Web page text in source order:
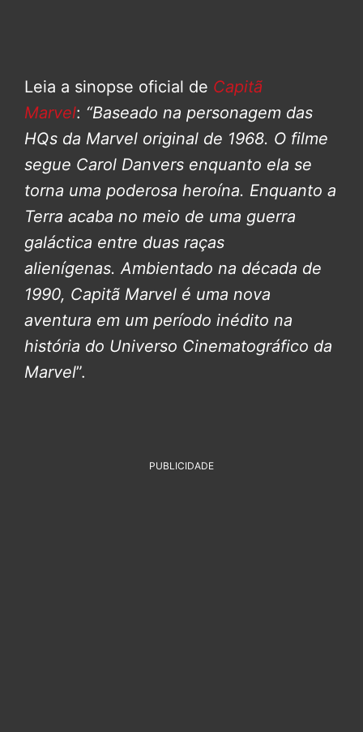
Leia a sinopse oficial de Capitã
Marvel: “Baseado na personagem das
HQs da Marvel original de 1968. O filme
segue Carol Danvers enquanto ela se
torna uma poderosa heroína. Enquanto a
Terra acaba no meio de uma guerra
galáctica entre duas raças
alienígenas. Ambientado na década de
1990, Capitã Marvel é uma nova
aventura em um período inédito na
história do Universo Cinematográfico da
Marvel”.
PUBLICIDADE